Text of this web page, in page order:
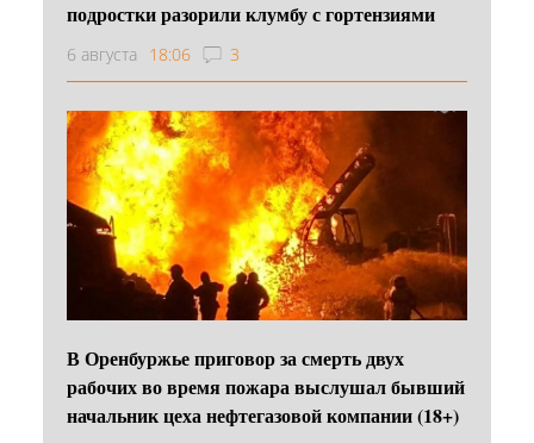
подростки разорили клумбу с гортензиями
6 августа 18:06 3
В Оренбуржье приговор за смерть двух
рабочих во время пожара выслушал бывший
начальник цеха нефтегазовой компании (18+)